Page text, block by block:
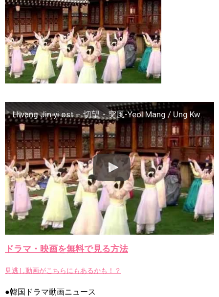
キム・テヒの弟イ・ワン♥イ・ボミ、今日（28日）結婚……
「ライフ・ オン・ マーズ」2019年11月2日TSUTAYAにて先行
レンタル開始！
(ENG SUB) Behind The Scene Hyun Bin 현빈❤️ 손예진 Son Ye
Jin-Crash Landing On You/ヒョンビン❤️ソンイェジン / エンジョイ❕
ユン・ギュンサン、番組にも登場した愛猫が急死…イ・ソンギ
ョンら同僚芸能人から慰めの言葉が続々 – Taka News
キム・レウォンの影絵遊び！？「黒騎士～永遠の約束～」メイ
復…痩せたのはソン・ジェリムのせい!? 」 (11/26)
【裏芸能】キムユジョンの熱愛彼氏はあの大物俳優
キム・ユジョン、美しいセルフショットで近況を伝える“会いた
いでしょ？” Big News TV
キム・ユジョン、新ドラマ「まず熱く掃除せよ」に出演確
定…“台本を見た瞬間惹かれた” 20180123
幻の王女チャミョンゴ エンディング
YUCHUN ♥ LOVE 15 「成均館 5話」
[Fan MV]七日の王妃(7일의 왕비)OST – 정기고 (Junggigo) – 그
리고 그려도 (Miss You In My Heart)
俳優カン・ギヨン、突然の熱愛宣言…「キム秘書がなぜそう
か」出演で話題 Big News TV
Hwang Jin yi ost – 切望・突風-Yeol Mang / Ung Kwi Ba Ram
ドラマ・映画を無料で見る方法
見逃し動画がこちらにもあるかも！？
●韓国ドラマ動画ニュース